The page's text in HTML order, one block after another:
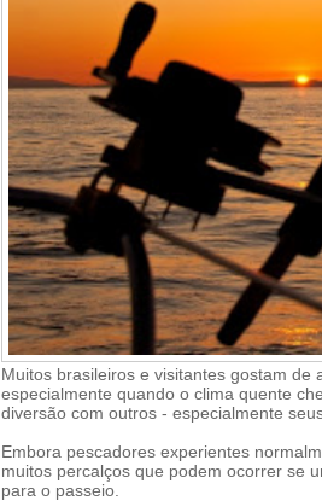
Muitos brasileiros e visitantes gostam de
especialmente quando o clima quente
diversão com outros - especialmente
Embora pescadores experientes
muitos percalços que podem ocorrer se
para o passeio.